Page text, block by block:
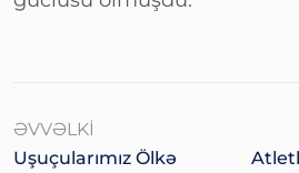
ƏVVƏLKI
Uşuçularımız Ölkə